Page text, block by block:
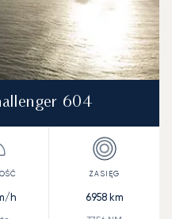
604
h 6958km